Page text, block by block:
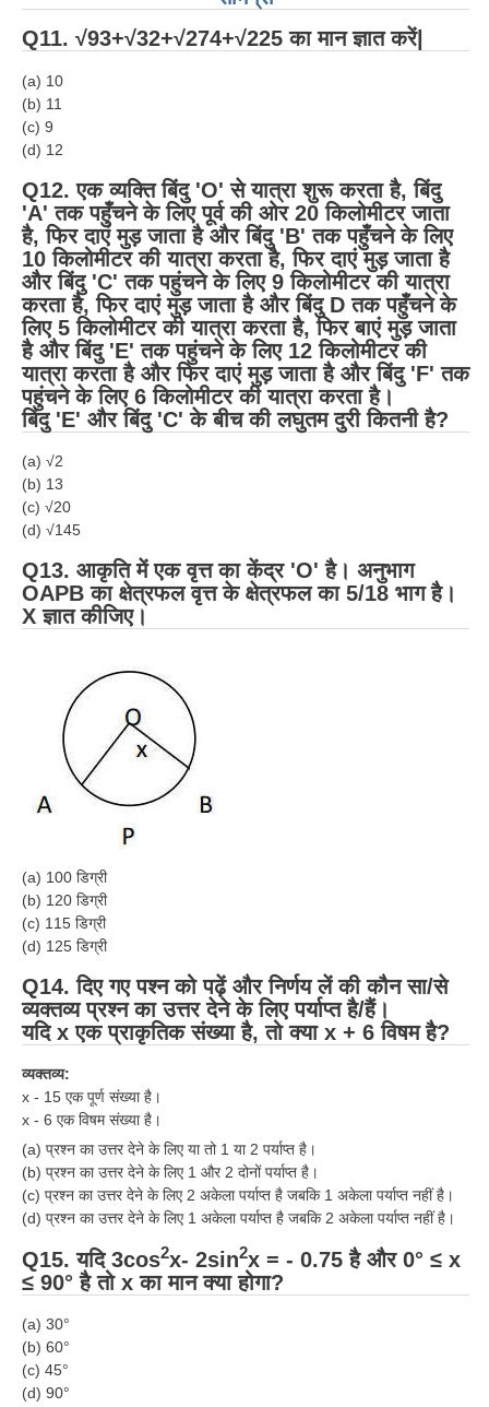
Q11. √93+√32+√274+√225 का मान ज्ञात करें|
(a) 10
(b) 11
(c) 9
(d) 12
Q12. एक व्यक्ति बिंदु 'O' से यात्रा शुरू करता है, बिंदु
'A' तक पहुँचने के लिए पूर्व की ओर 20 किलोमीटर जाता
है, फिर दाएं मुड़ जाता है और बिंदु 'B' तक पहुँचने के लिए
10 किलोमीटर की यात्रा करता है, फिर दाएं मुड़ जाता है
और बिंदु 'C' तक पहुंचने के लिए 9 किलोमीटर की यात्रा
करता है, फिर दाएं मुड़ जाता है और बिंदु D तक पहुँचने के
लिए 5 किलोमीटर की यात्रा करता है, फिर बाएं मुड़ जाता
है और बिंदु 'E' तक पहुंचने के लिए 12 किलोमीटर की
यात्रा करता है और फिर दाएं मुड़ जाता है और बिंदु 'F' तक
पहुंचने के लिए 6 किलोमीटर की यात्रा करता है।
बिंदु 'E' और बिंदु 'C' के बीच की लघुतम दुरी कितनी है?
(a) √2
(b) 13
(c) √20
(d) √145
Q13. आकृति में एक वृत्त का केंद्र 'O' है। अनुभाग
OAPB का क्षेत्रफल वृत्त के क्षेत्रफल का 5/18 भाग है।
X ज्ञात कीजिए।
(a) 100 डिग्री
(b) 120 डिग्री
(c) 115 डिग्री
(d) 125 डिग्री
Q14. दिए गए पश्न को पढ़ें और निर्णय लें की कौन सा/से
व्यक्तव्य प्रश्न का उत्तर देने के लिए पर्याप्त है/हैं।
यदि x एक प्राकृतिक संख्या है, तो क्या x + 6 विषम है?
व्यक्तव्य:
x - 15 एक पूर्ण संख्या है।
x - 6 एक विषम संख्या है।
(a) प्रश्न का उत्तर देने के लिए या तो 1 या 2 पर्याप्त है।
(b) प्रश्न का उत्तर देने के लिए 1 और 2 दोनों पर्याप्त है।
(c) प्रश्न का उत्तर देने के लिए 2 अकेला पर्याप्त है जबकि 1 अकेला पर्याप्त नहीं है।
(d) प्रश्न का उत्तर देने के लिए 1 अकेला पर्याप्त है जबकि 2 अकेला पर्याप्त नहीं है।
Q15. यदि 3cos2x- 2sin2x = - 0.75 है और 0° ≤ x
≤ 90° है तो x का मान क्या होगा?
(a) 30°
(b) 60°
(c) 45°
(d) 90°